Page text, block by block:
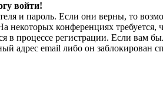
войти!
и пароль. Если они верны, то
некоторых конференциях
в процессе регистрации. Если вам
адрес email либо он заблокирован